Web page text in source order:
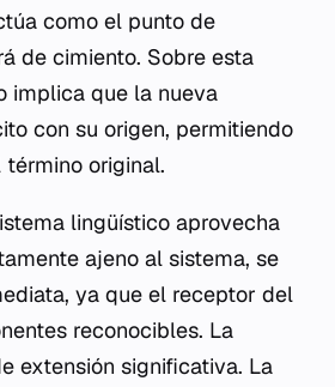
como el punto de
de cimiento. Sobre esta
implica que la nueva
con su origen, permitiendo
original.
lingüístico aprovecha
ajeno al sistema, se
ya que el receptor del
reconocibles. La
extensión significativa. La